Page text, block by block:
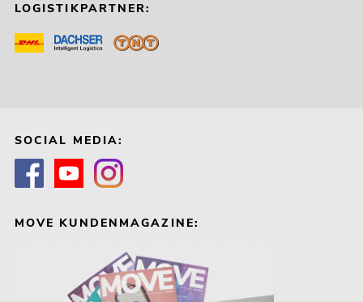
LOGISTIKPARTNER:
SOCIAL MEDIA:
MOVE KUNDENMAGAZINE: